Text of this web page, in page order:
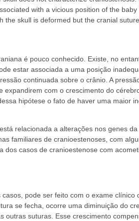
with a vicious position of the
skull is deformed but the cranial
é pouco conhecido. Existe, no
estar associada a uma posição
continuada sobre o crânio. A
com o crescimento do
hipótese o fato de haver uma maior
relacionada a alterações nos genes
familiares de cranioestenoses, com
casos de cranioestenose com
pode ser feito com o exame clínico
se fecha, ocorre uma diminuição do
suturas. Esse crescimento